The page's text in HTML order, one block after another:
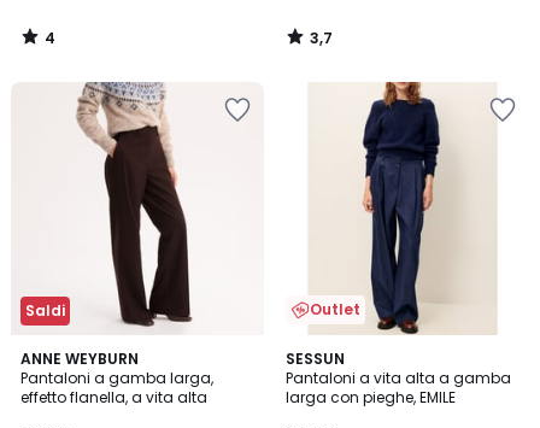
4
/
3,7
/
Saldi
ANNE WEYBURN
Pantaloni a gamba larga,
effetto flanella, a vita alta
3,9
/ 5
Outlet
SESSUN
Pantaloni a vita alta a gamba
larga con pieghe, EMILE